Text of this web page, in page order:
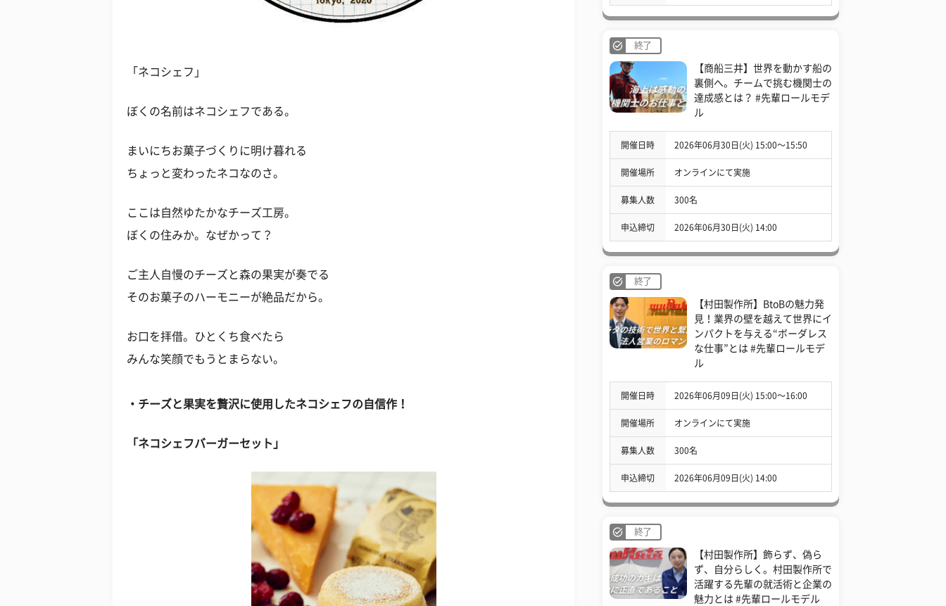
「ネコシェフ」
ぼくの名前はネコシェフである。
まいにちお菓子づくりに明け暮れる
ちょっと変わったネコなのさ。
ここは自然ゆたかなチーズ工房。
ぼくの住みか。なぜかって？
ご主人自慢のチーズと森の果実が奏でる
そのお菓子のハーモニーが絶品だから。
お口を拝借。ひとくち食べたら
みんな笑顔でもうとまらない。
・チーズと果実を贅沢に使用したネコシェフの自信作！
「ネコシェフバーガーセット」
終了
【商船三井】世界を動かす船の
裏側へ。チームで挑む機関士の
達成感とは？ #先輩ロールモデ
ル
開催日時 2026年06月30日(火) 15:00〜15:50
開催場所 オンラインにて実施
募集人数 300名
申込締切 2026年06月30日(火) 14:00
終了
【村田製作所】BtoBの魅力発
見！業界の壁を越えて世界にイ
ンパクトを与える“ボーダレス
な仕事”とは #先輩ロールモデ
ル
開催日時 2026年06月09日(火) 15:00〜16:00
開催場所 オンラインにて実施
募集人数 300名
申込締切 2026年06月09日(火) 14:00
終了
【村田製作所】飾らず、偽ら
ず、自分らしく。村田製作所で
活躍する先輩の就活術と企業の
魅力とは #先輩ロールモデル